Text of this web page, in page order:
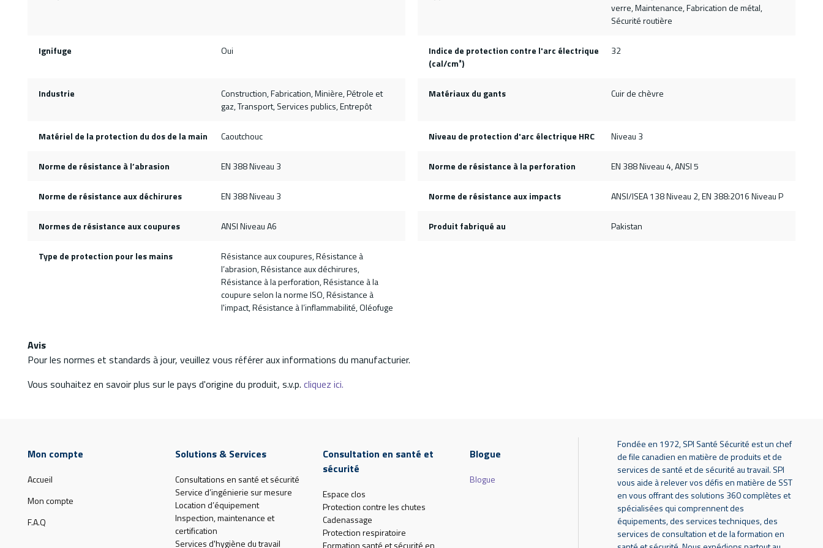
verre, Maintenance, Fabrication de métal,
Sécurité routière
Ignifuge Oui
Indice de protection contre l'arc électrique
(cal/cm²)
32
Industrie
Construction, Fabrication, Minière, Pétrole et
gaz, Transport, Services publics, Entrepôt
Matériaux du gants Cuir de chèvre
Matériel de la protection du dos de la main Caoutchouc Niveau de protection d'arc électrique HRC Niveau 3
Norme de résistance à l’abrasion EN 388 Niveau 3 Norme de résistance à la perforation EN 388 Niveau 4, ANSI 5
Norme de résistance aux déchirures EN 388 Niveau 3 Norme de résistance aux impacts ANSI/ISEA 138 Niveau 2, EN 388:2016 Niveau P
Normes de résistance aux coupures ANSI Niveau A6 Produit fabriqué au Pakistan
Type de protection pour les mains
Résistance aux coupures, Résistance à
l’abrasion, Résistance aux déchirures,
Résistance à la perforation, Résistance à la
coupure selon la norme ISO, Résistance à
l'impact, Résistance à l’inflammabilité, Oléofuge
Avis
Pour les normes et standards à jour, veuillez vous référer aux informations du manufacturier.
Vous souhaitez en savoir plus sur le pays d'origine du produit, s.v.p. cliquez ici.
Mon compte
Accueil
Mon compte
F.A.Q
Solutions & Services
Consultations en santé et sécurité
Service d’ingénierie sur mesure
Location d’équipement
Inspection, maintenance et
certification
Services d'hygiène du travail
Consultation en santé et
sécurité
Espace clos
Protection contre les chutes
Cadenassage
Protection respiratoire
Formation santé et sécurité en
Blogue
Blogue
Fondée en 1972, SPI Santé Sécurité est un chef
de file canadien en matière de produits et de
services de santé et de sécurité au travail. SPI
vous aide à relever vos défis en matière de SST
en vous offrant des solutions 360 complètes et
spécialisées qui comprennent des
équipements, des services techniques, des
services de consultation et de la formation en